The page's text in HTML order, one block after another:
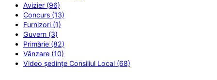
Avizier (96)
Concurs (13)
Furnizori (1)
Guvern (3)
Primărie (82)
Vânzare (10)
Video ședințe Consiliul Local (68)